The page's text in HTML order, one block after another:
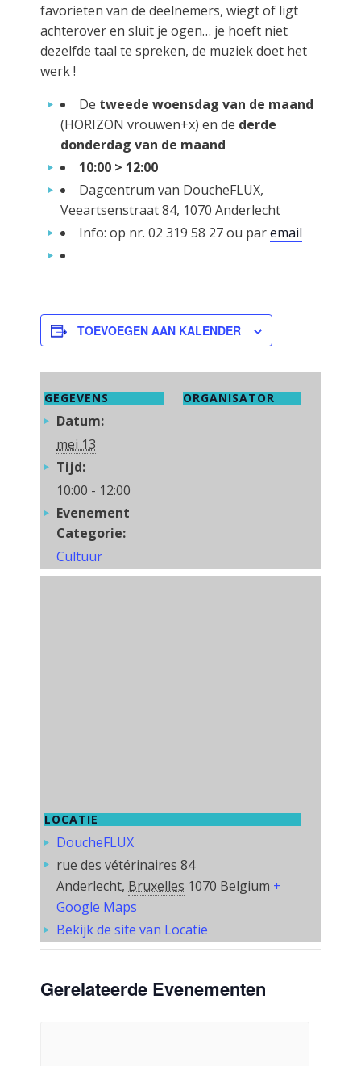
favorieten van de deelnemers, wiegt of ligt
achterover en sluit je ogen… je hoeft niet
dezelfde taal te spreken, de muziek doet het
werk !
De tweede woensdag van de maand
(HORIZON vrouwen+x) en de derde
donderdag van de maand
10:00 > 12:00
Dagcentrum van DoucheFLUX,
Veeartsenstraat 84, 1070 Anderlecht
Info: op nr. 02 319 58 27 ou paremail
TOEVOEGEN AAN KALENDER
GEGEVENS
Datum:
mei 13
Tijd:
10:00 - 12:00
Evenement
Categorie:
Cultuur
ORGANISATOR
LOCATIE
DoucheFLUX
rue des vétérinaires 84
Anderlecht, Bruxelles 1070 Belgium +
Google Maps
Bekijk de site van Locatie
Gerelateerde Evenementen